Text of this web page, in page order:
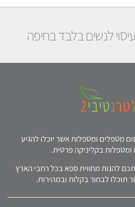
לנשים בלבד בחיפה
בפרסום מטפלים ומטפלות אשר יוכלו להגיע
בקליניקה פרטית.
מזמין אתכם להנות מחווית ספא בכל רחבי הארץ
תוכלו לבחור בקלות ובמהירות.